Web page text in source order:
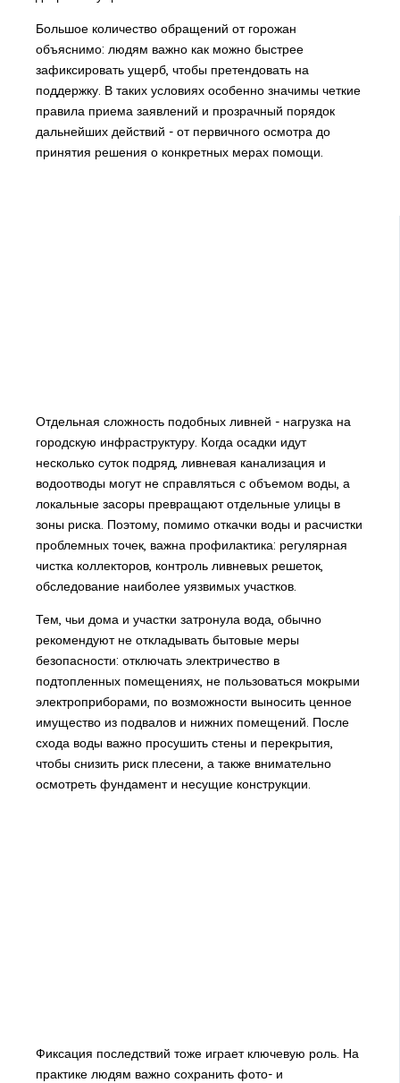
Большое количество обращений от горожан
объяснимо: людям важно как можно быстрее
зафиксировать ущерб, чтобы претендовать на
поддержку. В таких условиях особенно значимы четкие
правила приема заявлений и прозрачный порядок
дальнейших действий - от первичного осмотра до
принятия решения о конкретных мерах помощи.
Отдельная сложность подобных ливней - нагрузка на
городскую инфраструктуру. Когда осадки идут
несколько суток подряд, ливневая канализация и
водоотводы могут не справляться с объемом воды, а
локальные засоры превращают отдельные улицы в
зоны риска. Поэтому, помимо откачки воды и расчистки
проблемных точек, важна профилактика: регулярная
чистка коллекторов, контроль ливневых решеток,
обследование наиболее уязвимых участков.
Тем, чьи дома и участки затронула вода, обычно
рекомендуют не откладывать бытовые меры
безопасности: отключать электричество в
подтопленных помещениях, не пользоваться мокрыми
электроприборами, по возможности выносить ценное
имущество из подвалов и нижних помещений. После
схода воды важно просушить стены и перекрытия,
чтобы снизить риск плесени, а также внимательно
осмотреть фундамент и несущие конструкции.
Фиксация последствий тоже играет ключевую роль. На
практике людям важно сохранить фото- и